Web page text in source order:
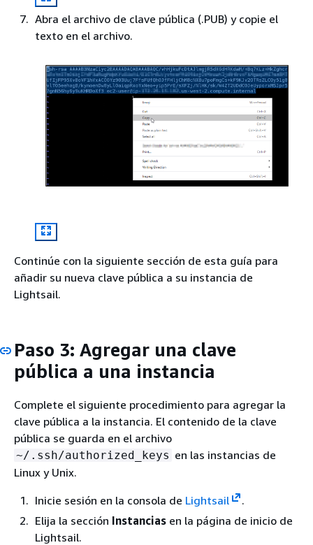
Abra el archivo de clave pública (.PUB) y copie el
texto en el archivo.
Continúe con la siguiente sección de esta guía para
añadir su nueva clave pública a su instancia de
Lightsail.
Paso 3: Agregar una clave
pública a una instancia
Complete el siguiente procedimiento para agregar la
clave pública a la instancia. El contenido de la clave
pública se guarda en el archivo
~/.ssh/authorized_keys en las instancias de
Linux y Unix.
Inicie sesión en la consola de Lightsail
.
Elija la sección Instancias en la página de inicio de
Lightsail.